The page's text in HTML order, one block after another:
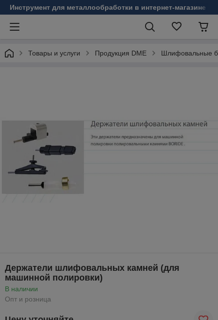
Инструмент для металлообработки в интернет-магазине
Товары и услуги Продукция DME Шлифовальные
Держатели шлифовальных камней (для
машинной полировки)
В наличии
Опт и розница